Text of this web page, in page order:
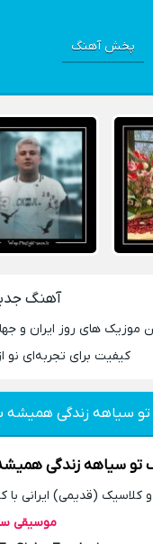
پخش آهنگ
آهنگ
موزیک‌ های روز ایران و
کیفیت برای تجربه‌ای نو
تو سیاهه زندگی همیشه
تو سیاهه زندگی
(قدیمی) ایرانی با
موسیقی